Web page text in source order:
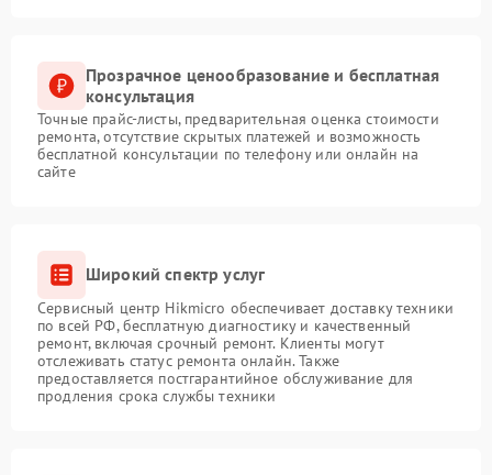
Прозрачное ценообразование и бесплатная
консультация
Точные прайс-листы, предварительная оценка стоимости
ремонта, отсутствие скрытых платежей и возможность
бесплатной консультации по телефону или онлайн на
сайте
Широкий спектр услуг
Сервисный центр Hikmicro обеспечивает доставку техники
по всей РФ, бесплатную диагностику и качественный
ремонт, включая срочный ремонт. Клиенты могут
отслеживать статус ремонта онлайн. Также
предоставляется постгарантийное обслуживание для
продления срока службы техники